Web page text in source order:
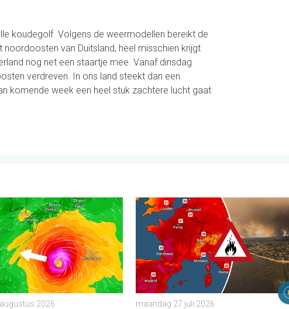
koudegolf. Volgens de weermodellen bereikt de
van Duitsland, heel misschien krijgt
nog net een staartje mee. Vanaf dinsdag
verdreven. In ons land steekt dan een
komende week een heel stuk zachtere lucht gaat
. . dinsdag 28 juli 2026
op weg naar Japan. Veel regen en wind. . . woensdag 5 augustus
2026
Ernstige bosbranden in Zuidwest-
maandag 27 juli 2026